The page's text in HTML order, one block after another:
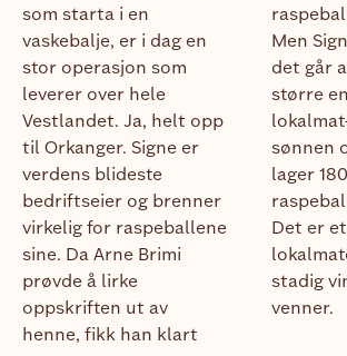
som starta i en
vaskebalje, er i dag en
stor operasjon som
leverer over hele
Vestlandet. Ja, helt opp
til Orkanger. Signe er
verdens blideste
bedriftseier og brenner
virkelig for raspeballene
sine. Da Arne Brimi
prøvde å lirke
oppskriften ut av
henne, fikk han klart
raspeballer i Førde.
Men Signe har bevist at
det går an å være litt
større enn liten i
lokalmat-ligaen. Signe,
sønnen og et par til
lager 180 tonn med
raspeballer hvert år.
Det er et nydelig
lokalmateventyr, som
stadig vinner flere
venner.